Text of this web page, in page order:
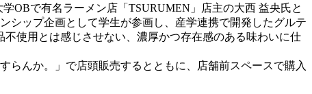
OBで有名ラーメン店「TSURUMEN」店主の大西 益央氏と
シップ企画として学生が参画し、産学連携で開発したグルテ
使用とは感じさせない、濃厚かつ存在感のある味わいに仕
らんか。」で店頭販売するとともに、店舗前スペースで購入